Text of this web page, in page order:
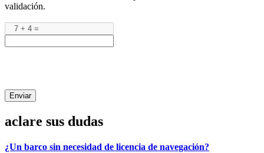
validación.
Enviar
aclare sus dudas
¿Un barco sin necesidad de licencia de navegación?